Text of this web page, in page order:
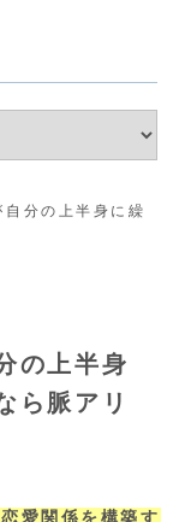
自分の上半身に繰
の上半身
ら脈アリ
愛関係を構築す